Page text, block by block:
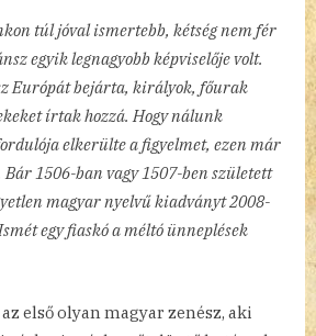
túl jóval ismertebb, kétség nem fér
egyik legnagyobb képviselője volt.
Európát bejárta, királyok, főurak
írtak hozzá. Hogy nálunk
elkerülte a figyelmet, ezen már
1506-ban vagy 1507-ben született
magyar nyelvű kiadványt 2008-
egy fiaskó a méltó ünneplések
első olyan magyar zenész, aki